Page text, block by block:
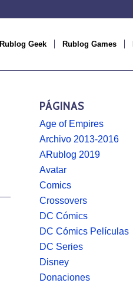
Rublog Geek Rublog Games
PÁGINAS
Age of Empires
Archivo 2013-2016
ARublog 2019
Avatar
Comics
Crossovers
DC Cómics
DC Cómics Películas
DC Series
Disney
Donaciones